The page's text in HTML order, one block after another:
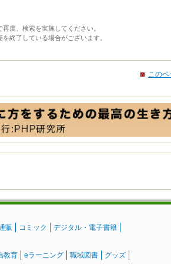
度、検索を実施してください。
終了している場合がございます。
この
販 コミック デジタル・電子書籍
教育 eラーニング 職域図書 グッズ